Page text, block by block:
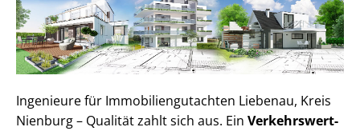
Ingenieure für Im­mo­bi­li­en­gut­ach­ten Liebenau, Kreis
Nienburg – Qualität zahlt sich aus. Ein Ver­kehrs­wert­